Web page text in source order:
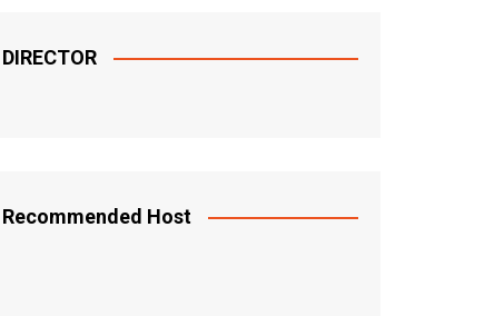
DIRECTOR
Recommended Host